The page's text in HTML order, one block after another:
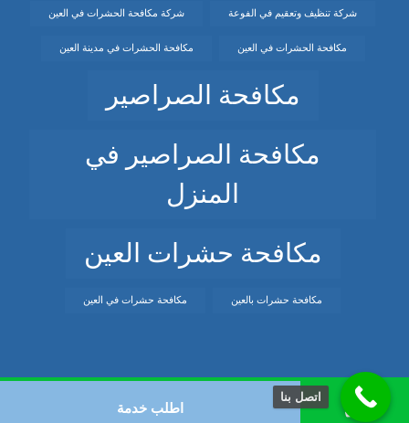
شركة تنظيف وتعقيم في الفوعة شركة مكافحة الحشرات في العين
مكافحة الحشرات في العين مكافحة الحشرات في مدينة العين
مكافحة الصراصير
مكافحة الصراصير في
المنزل
مكافحة حشرات العين
مكافحة حشرات بالعين مكافحة حشرات في العين
© حقوق النشر 2026. كل الحقوق محفوظة. اطلب خدمة
اتصل بنا